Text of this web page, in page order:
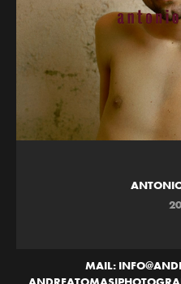
MAIL: